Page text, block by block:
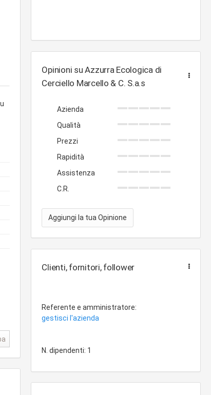
Opinioni su Azzurra Ecologica di
Cerciello Marcello & C. S.a.s
Azienda
Qualità
Prezzi
Rapidità
Assistenza
C.R.
Aggiungi la tua Opinione
Clienti, fornitori, follower
Referente e amministratore:
gestisci l'azienda
N. dipendenti: 1